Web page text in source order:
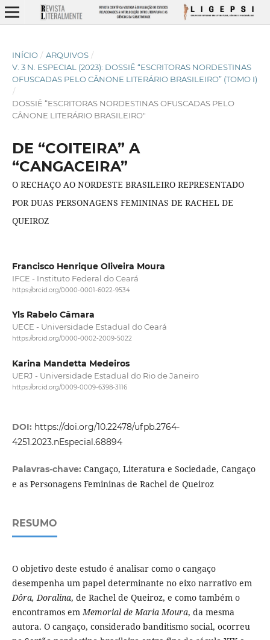
INÍCIO / ARQUIVOS /
V. 3 N. ESPECIAL (2023): DOSSIÊ “ESCRITORAS NORDESTINAS
OFUSCADAS PELO CÂNONE LITERÁRIO BRASILEIRO” (TOMO I)
/
DOSSIÊ “ESCRITORAS NORDESTINAS OFUSCADAS PELO
CÂNONE LITERÁRIO BRASILEIRO"
DE “COITEIRA” A
“CANGACEIRA”
O RECHAÇO AO NORDESTE BRASILEIRO REPRESENTADO
POR DUAS PERSONAGENS FEMININAS DE RACHEL DE
QUEIROZ
Francisco Henrique Oliveira Moura
IFCE - Instituto Federal do Ceará
https://orcid.org/0000-0001-6022-9534
Yls Rabelo Câmara
UECE - Universidade Estadual do Ceará
https://orcid.org/0000-0002-2009-5022
Karina Mandetta Medeiros
UERJ - Universidade Estadual do Rio de Janeiro
https://orcid.org/0009-0009-6398-3116
DOI: https://doi.org/10.22478/ufpb.2764-
4251.2023.nEspecial.68894
Palavras-chave: Cangaço, Literatura e Sociedade, Cangaço
e as Personagens Femininas de Rachel de Queiroz
RESUMO
O objetivo deste estudo é analisar como o cangaço
desempenha um papel determinante no eixo narrativo em
Dôra, Doralina, de Rachel de Queiroz, e como também o
encontramos emMemorial de Maria Moura, da mesma
autora. O cangaço, considerado banditismo social, ocorreu